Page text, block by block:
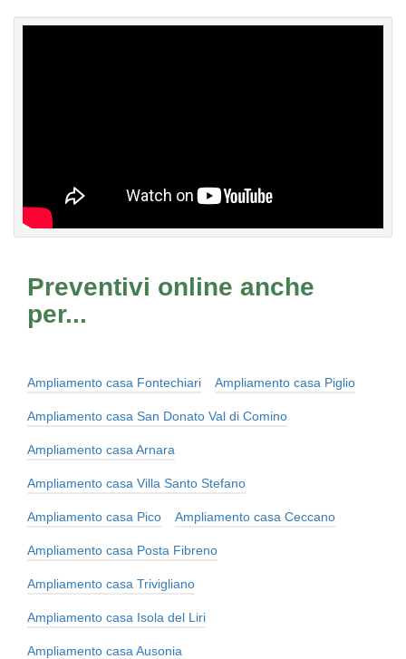
Preventivi online anche
per...
Ampliamento casa Fontechiari Ampliamento casa Piglio
Ampliamento casa San Donato Val di Comino
Ampliamento casa Arnara
Ampliamento casa Villa Santo Stefano
Ampliamento casa Pico Ampliamento casa Ceccano
Ampliamento casa Posta Fibreno
Ampliamento casa Trivigliano
Ampliamento casa Isola del Liri
Ampliamento casa Ausonia